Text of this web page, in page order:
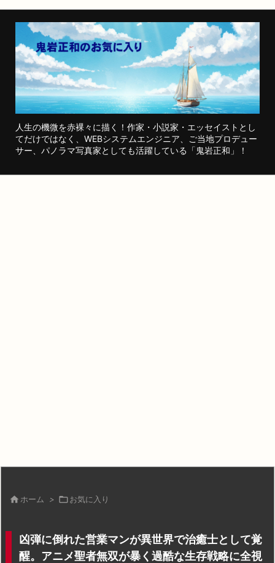
人生の機微を赤裸々に描く！作家・小説家・エッセイストとし
てだけではなく、WEBシステムエンジニア、ご当地プロデュー
サー、パノラマ写真家としても活躍している「鬼岩正和」！
 ホーム > お気に入り
凶弾に倒れた営業マンが異世界で治癒士として覚
醒。アニメ聖者無双が暴く過酷な生存戦略に全視